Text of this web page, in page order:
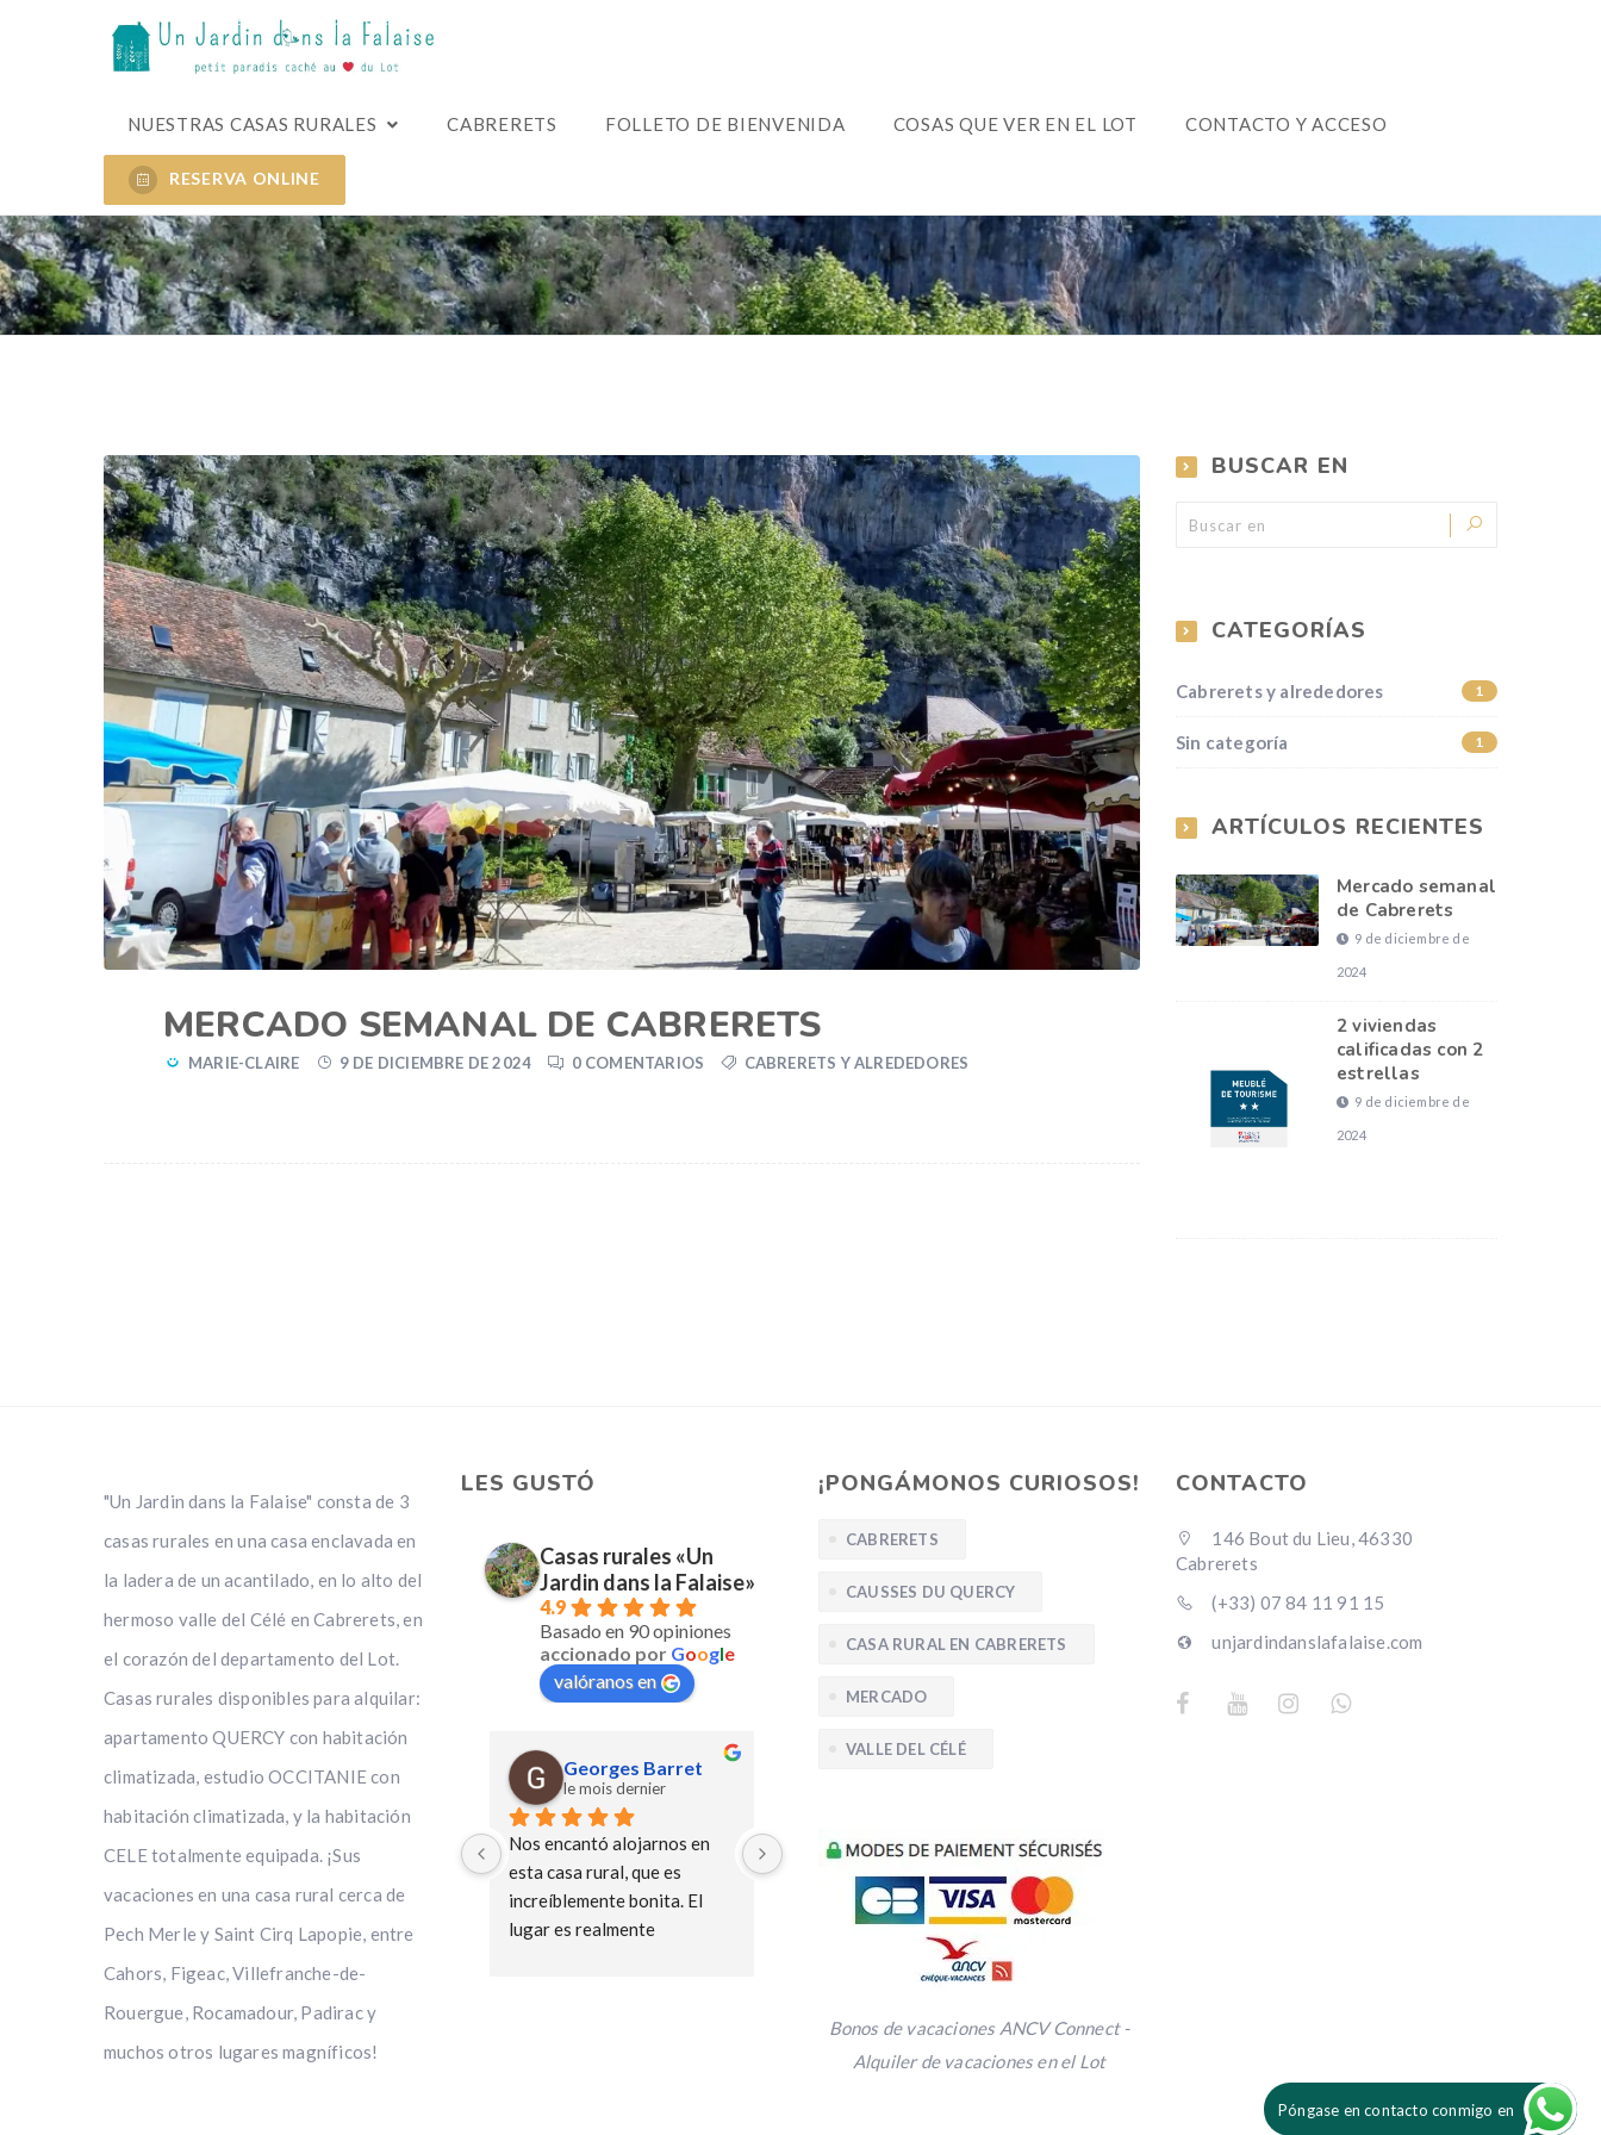
Bienvenido a su casa rural en Cabrerets
NUESTRAS CASAS RURALES CABRERETS FOLLETO DE BIENVENIDA COSAS QUE VER EN EL LOT CONTACTO Y ACCESO
RESERVA ONLINE
MERCADO SEMANAL DE CABRERETS
MARIE-CLAIRE 9 DE DICIEMBRE DE 2024 0 COMENTARIOS CABRERETS Y ALREDEDORES
BUSCAR EN
CATEGORÍAS
Cabrerets y alrededores 1
Sin categoría 1
ARTÍCULOS RECIENTES
Mercado semanal
de Cabrerets
9 de diciembre de
2024
2 viviendas
calificadas con 2
estrellas
9 de diciembre de
2024
"Un Jardin dans la Falaise" consta de 3
casas rurales en una casa enclavada en
la ladera de un acantilado, en lo alto del
hermoso valle del Célé en Cabrerets, en
el corazón del departamento del Lot.
Casas rurales disponibles para alquilar:
apartamento QUERCY con habitación
climatizada, estudio OCCITANIE con
habitación climatizada, y la habitación
CELE totalmente equipada. ¡Sus
vacaciones en una casa rural cerca de
Pech Merle y Saint Cirq Lapopie, entre
Cahors, Figeac, Villefranche-de-
Rouergue, Rocamadour, Padirac y
muchos otros lugares magníficos!
LES GUSTÓ
Casas rurales «Un
Jardin dans la Falaise»
4.9
Basado en 90 opiniones
accionado por Google
valóranos en
Georges Barret
le mois dernier
Nos encantó alojarnos en
esta casa rural, que es
increíblemente bonita. El
lugar es realmente
Nos encantó alojarnos en
esta casa rural, que es
increíblemente bonita. El
lugar es realmente
magnífico. Marie-Claire es la
amabilidad personificada, y
calor, se preocupó por
Nuestro grupo de seis
los tres apartamentos el 4
metros, el desayuno servido
en el propio establecimiento.
en el propio establecimiento.
¡PONGÁMONOS CURIOSOS!
CABRERETS
CAUSSES DU QUERCY
CASA RURAL EN CABRERETS
MERCADO
VALLE DEL CÉLÉ
Bonos de vacaciones ANCV Connect -
Alquiler de vacaciones en el Lot
CONTACTO
146 Bout du Lieu, 46330
Cabrerets
(+33) 07 84 11 91 15
unjardindanslafalaise.com
Póngase en contacto conmigo en